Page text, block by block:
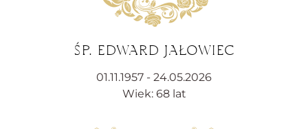
ŚP. EDWARD JAŁOWIEC
01.11.1957 - 24.05.2026
Wiek: 68 lat